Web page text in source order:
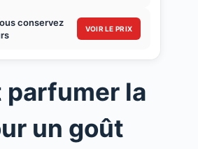
conservez
VOIR LE PRIX
parfumer la
un goût